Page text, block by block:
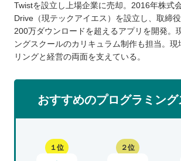
Twistを設立し上場企業に売却。2016年株式
Drive（現テックアイエス）を設立し、取締役
200万ダウンロードを超えるアプリを開発。
ングスクールのカリキュラム制作も担当。現
リングと経営の両面を支えている。
おすすめのプログラミン
１位 ２位